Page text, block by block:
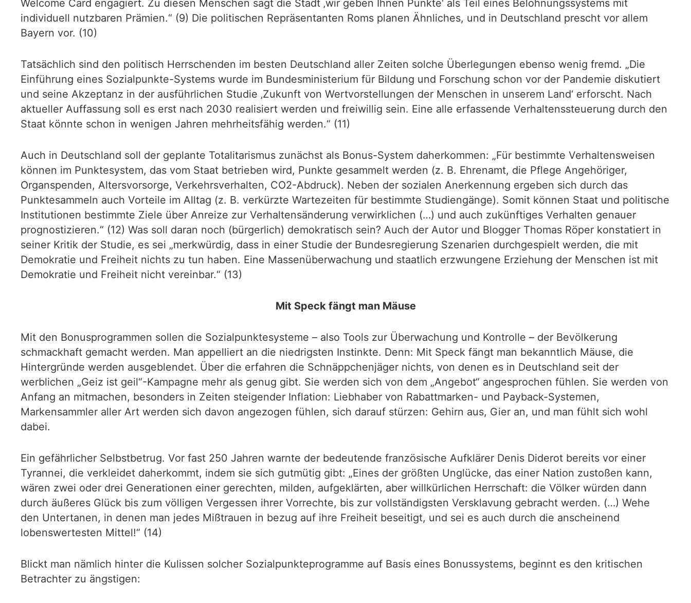
Welcome Card engagiert. Zu diesen Menschen sagt die Stadt ‚wir geben Ihnen Punkte‘ als Teil eines Belohnungssystems mit
individuell nutzbaren Prämien.“ (9) Die politischen Repräsentanten Roms planen Ähnliches, und in Deutschland prescht vor allem
Bayern vor. (10)
Tatsächlich sind den politisch Herrschenden im besten Deutschland aller Zeiten solche Überlegungen ebenso wenig fremd. „Die
Einführung eines Sozialpunkte-Systems wurde im Bundesministerium für Bildung und Forschung schon vor der Pandemie diskutiert
und seine Akzeptanz in der ausführlichen Studie ‚Zukunft von Wertvorstellungen der Menschen in unserem Land‘ erforscht. Nach
aktueller Auffassung soll es erst nach 2030 realisiert werden und freiwillig sein. Eine alle erfassende Verhaltenssteuerung durch den
Staat könnte schon in wenigen Jahren mehrheitsfähig werden.“ (11)
Auch in Deutschland soll der geplante Totalitarismus zunächst als Bonus-System daherkommen: „Für bestimmte Verhaltensweisen
können im Punktesystem, das vom Staat betrieben wird, Punkte gesammelt werden (z. B. Ehrenamt, die Pflege Angehöriger,
Organspenden, Altersvorsorge, Verkehrsverhalten, CO2-Abdruck). Neben der sozialen Anerkennung ergeben sich durch das
Punktesammeln auch Vorteile im Alltag (z. B. verkürzte Wartezeiten für bestimmte Studiengänge). Somit können Staat und politische
Institutionen bestimmte Ziele über Anreize zur Verhaltensänderung verwirklichen (…) und auch zukünftiges Verhalten genauer
prognostizieren.“ (12) Was soll daran noch (bürgerlich) demokratisch sein? Auch der Autor und Blogger Thomas Röper konstatiert in
seiner Kritik der Studie, es sei „merkwürdig, dass in einer Studie der Bundesregierung Szenarien durchgespielt werden, die mit
Demokratie und Freiheit nichts zu tun haben. Eine Massenüberwachung und staatlich erzwungene Erziehung der Menschen ist mit
Demokratie und Freiheit nicht vereinbar.“ (13)
Mit Speck fängt man Mäuse
Mit den Bonusprogrammen sollen die Sozialpunktesysteme – also Tools zur Überwachung und Kontrolle – der Bevölkerung
schmackhaft gemacht werden. Man appelliert an die niedrigsten Instinkte. Denn: Mit Speck fängt man bekanntlich Mäuse, die
Hintergründe werden ausgeblendet. Über die erfahren die Schnäppchenjäger nichts, von denen es in Deutschland seit der
werblichen „Geiz ist geil“-Kampagne mehr als genug gibt. Sie werden sich von dem „Angebot“ angesprochen fühlen. Sie werden von
Anfang an mitmachen, besonders in Zeiten steigender Inflation: Liebhaber von Rabattmarken- und Payback-Systemen,
Markensammler aller Art werden sich davon angezogen fühlen, sich darauf stürzen: Gehirn aus, Gier an, und man fühlt sich wohl
dabei.
Ein gefährlicher Selbstbetrug. Vor fast 250 Jahren warnte der bedeutende französische Aufklärer Denis Diderot bereits vor einer
Tyrannei, die verkleidet daherkommt, indem sie sich gutmütig gibt: „Eines der größten Unglücke, das einer Nation zustoßen kann,
wären zwei oder drei Generationen einer gerechten, milden, aufgeklärten, aber willkürlichen Herrschaft: die Völker würden dann
durch äußeres Glück bis zum völligen Vergessen ihrer Vorrechte, bis zur vollständigsten Versklavung gebracht werden. (…) Wehe
den Untertanen, in denen man jedes Mißtrauen in bezug auf ihre Freiheit beseitigt, und sei es auch durch die anscheinend
lobenswertesten Mittel!“ (14)
Blickt man nämlich hinter die Kulissen solcher Sozialpunkteprogramme auf Basis eines Bonussystems, beginnt es den kritischen
Betrachter zu ängstigen: